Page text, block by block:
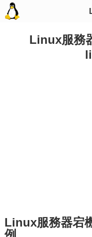
Linux服務
Linux服務器宕
例